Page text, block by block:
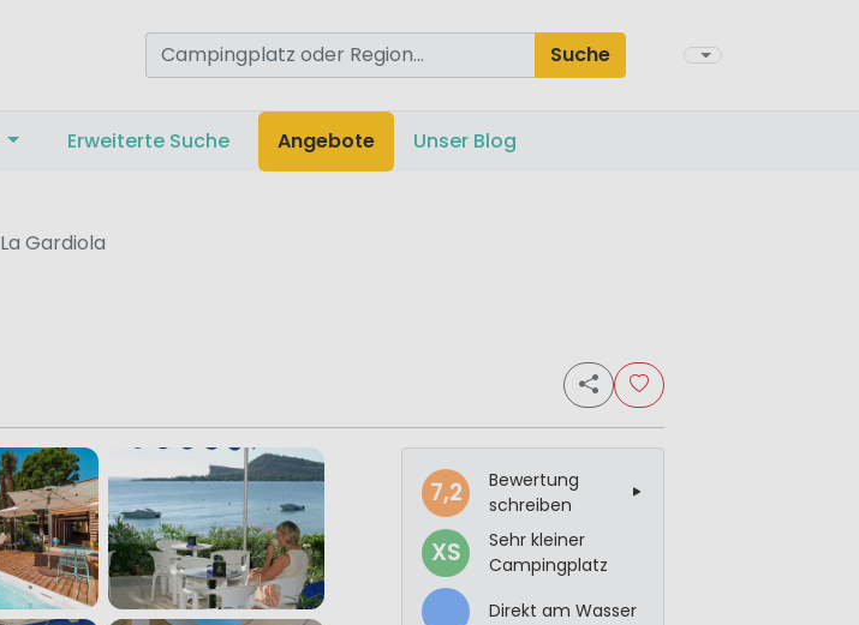
Suche
Erweiterte Suche Angebote Unser Blog
La Gardiola
7,2
Bewertung
schreiben
XS
Sehr kleiner
Campingplatz
Direkt am Wasser